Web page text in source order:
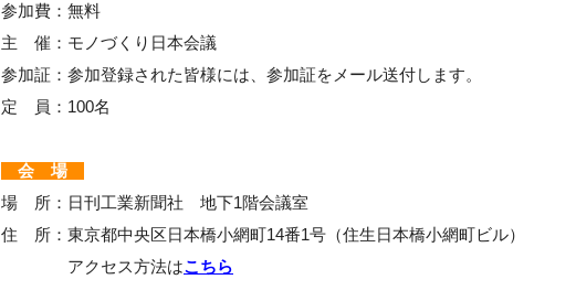
参加費：無料
主 催：モノづくり日本会議
参加証：参加登録された皆様には、参加証をメール送付します。
定 員：100名
会 場
場 所：日刊工業新聞社 地下1階会議室
住 所：東京都中央区日本橋小網町14番1号（住生日本橋小網町ビル）
アクセス方法はこちら